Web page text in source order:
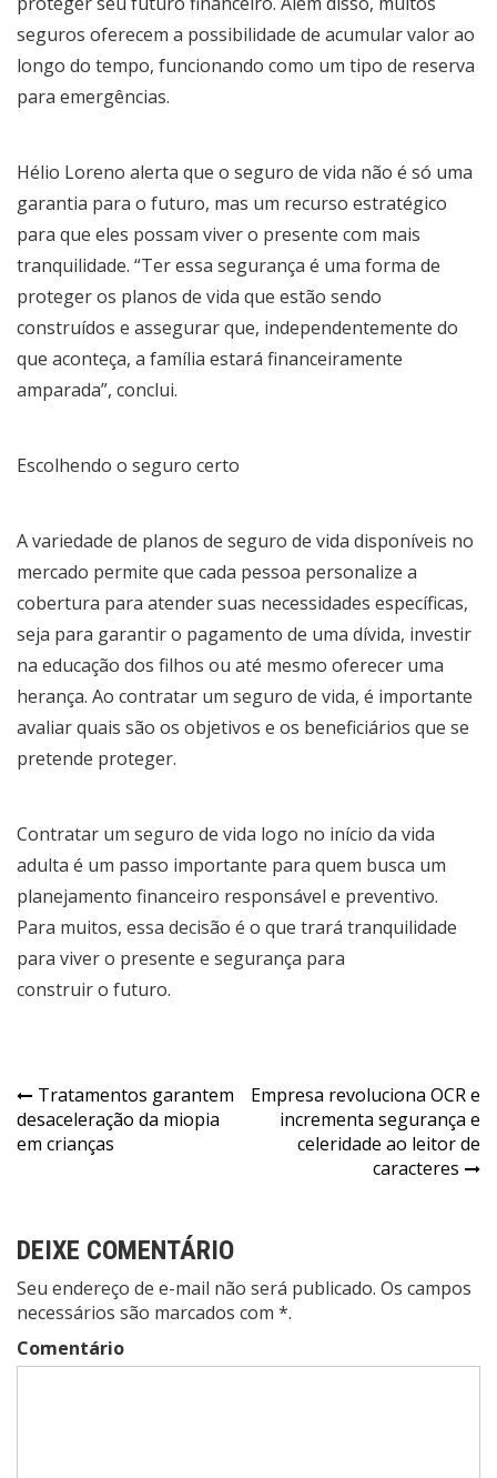
seguros oferecem a possibilidade de acumular valor ao
longo do tempo, funcionando como um tipo de reserva
para emergências.
Hélio Loreno alerta que o seguro de vida não é só uma
garantia para o futuro, mas um recurso estratégico
para que eles possam viver o presente com mais
tranquilidade. “Ter essa segurança é uma forma de
proteger os planos de vida que estão sendo
construídos e assegurar que, independentemente do
que aconteça, a família estará financeiramente
amparada”, conclui.
Escolhendo o seguro certo
A variedade de planos de seguro de vida disponíveis no
mercado permite que cada pessoa personalize a
cobertura para atender suas necessidades específicas,
seja para garantir o pagamento de uma dívida, investir
na educação dos filhos ou até mesmo oferecer uma
herança. Ao contratar um seguro de vida, é importante
avaliar quais são os objetivos e os beneficiários que se
pretende proteger.
Contratar um seguro de vida logo no início da vida
adulta é um passo importante para quem busca um
planejamento financeiro responsável e preventivo.
Para muitos, essa decisão é o que trará tranquilidade
para viver o presente e segurança para
construir o futuro.
Navegação
de
Tratamentos garantem
desaceleração da miopia
em crianças
Empresa revoluciona OCR e
incrementa segurança e
celeridade ao leitor de
caracteres
DEIXE COMENTÁRIO
Seu endereço de e-mail não será publicado. Os campos
necessários são marcados com *.
Comentário